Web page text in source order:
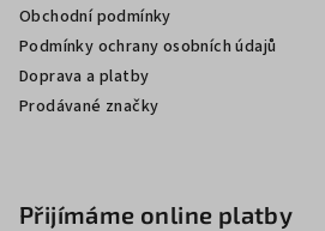
Obchodní podmínky
Podmínky ochrany osobních údajů
Doprava a platby
Prodávané značky
Přijímáme online platby